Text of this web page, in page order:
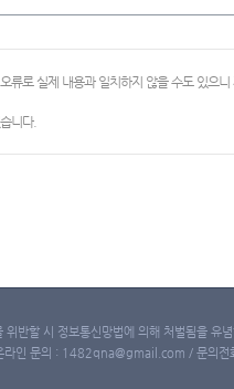
류로 실제 내용과 일치하지 않을 수도 있으
니다.
반할 시 정보통신망법에 의해 처벌됨을 유념
라인 문의 : 1482qna@gmail.com / 문의